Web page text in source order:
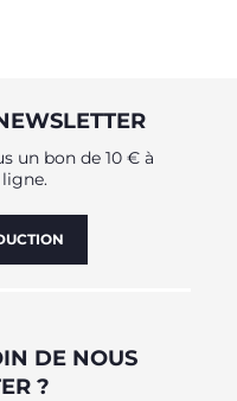
un bon de 10 € à
DE NOUS
?